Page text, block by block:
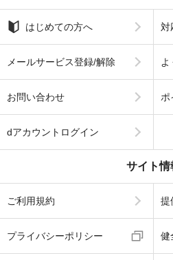
はじめての方へ 対
メールサービス登録/解除 よ
お問い合わせ ポ
dアカウントログイン
サイト情
ご利用規約 提
プライバシーポリシー 健